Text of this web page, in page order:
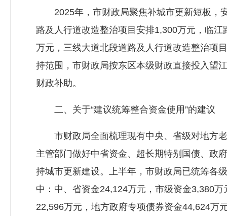
2025年，市财政局聚焦补城市更新短板，安
路及人行道改造整治项目安排1,300万元，临
万元，三线大道北段道路及人行道改造整治项
持范围，市财政局按东区本级财政直接投入望
财政补助。
二、关于“建议统筹整合资金使用”的建议
市财政局全面梳理现有中央、省级对地方老
主管部门做好中省资金、超长期特别国债、政
持城市更新建设。上半年，市财政局已统筹各
中：中、省资金24,124万元，市级资金3,380
22,596万元，地方政府专项债券资金44,624万